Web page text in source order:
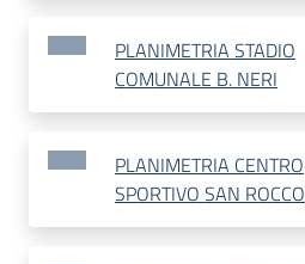
PLANIMETRIA STADIO
COMUNALE B. NERI
PLANIMETRIA CENTRO
SPORTIVO SAN ROCCO